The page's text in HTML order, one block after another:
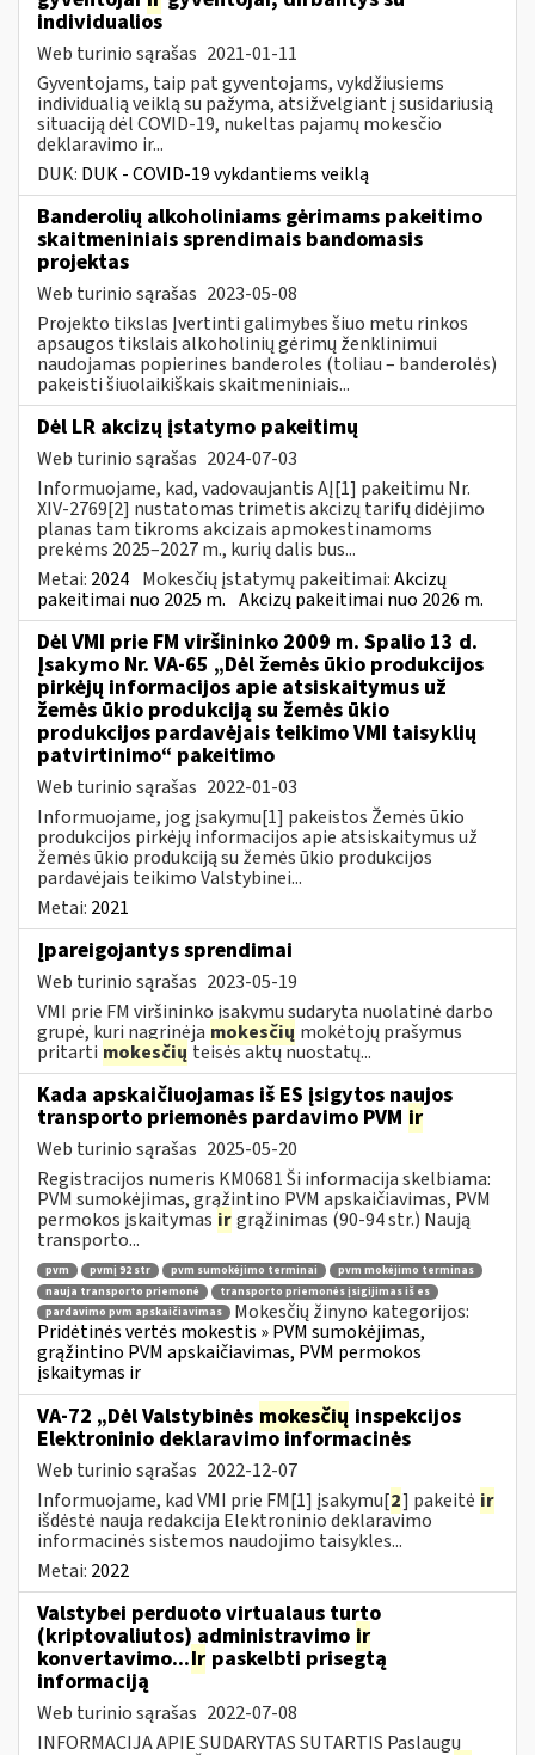
individualios
Web turinio sąrašas 2021-01-11
Gyventojams, taip pat gyventojams, vykdžiusiems
individualią veiklą su pažyma, atsižvelgiant į susidariusią
situaciją dėl COVID-19, nukeltas pajamų mokesčio
deklaravimo ir...
DUK: DUK - COVID-19 vykdantiems veiklą
Banderolių alkoholiniams gėrimams pakeitimo
skaitmeniniais sprendimais bandomasis
projektas
Web turinio sąrašas 2023-05-08
Projekto tikslas Įvertinti galimybes šiuo metu rinkos
apsaugos tikslais alkoholinių gėrimų ženklinimui
naudojamas popierines banderoles (toliau – banderolės)
pakeisti šiuolaikiškais skaitmeniniais...
Dėl LR akcizų įstatymo pakeitimų
Web turinio sąrašas 2024-07-03
Informuojame, kad, vadovaujantis AĮ[1] pakeitimu Nr.
XIV-2769[2] nustatomas trimetis akcizų tarifų didėjimo
planas tam tikroms akcizais apmokestinamoms
prekėms 2025–2027 m., kurių dalis bus...
Metai: 2024 Mokesčių įstatymų pakeitimai:Akcizų
pakeitimai nuo 2025 m. Akcizų pakeitimai nuo 2026 m.
Dėl VMI prie FM viršininko 2009 m. Spalio 13 d.
Įsakymo Nr. VA-65 „Dėl žemės ūkio produkcijos
pirkėjų informacijos apie atsiskaitymus už
žemės ūkio produkciją su žemės ūkio
produkcijos pardavėjais teikimo VMI taisyklių
patvirtinimo“ pakeitimo
Web turinio sąrašas 2022-01-03
Informuojame, jog įsakymu[1] pakeistos Žemės ūkio
produkcijos pirkėjų informacijos apie atsiskaitymus už
žemės ūkio produkciją su žemės ūkio produkcijos
pardavėjais teikimo Valstybinei...
Metai: 2021
Įpareigojantys sprendimai
Web turinio sąrašas 2023-05-19
VMI prie FM viršininko įsakymu sudaryta nuolatinė darbo
grupė, kuri nagrinėja mokesčių mokėtojų prašymus
pritarti mokesčių teisės aktų nuostatų...
Kada apskaičiuojamas iš ES įsigytos naujos
transporto priemonės pardavimo PVM ir
Web turinio sąrašas 2025-05-20
Registracijos numeris KM0681 Ši informacija skelbiama:
PVM sumokėjimas, grąžintino PVM apskaičiavimas, PVM
permokos įskaitymas irgrąžinimas (90-94 str.) Naują
transporto...
pvm pvmį 92 str pvm sumokėjimo terminai
pvm mokėjimo terminas
nauja transporto priemonė
transporto priemonės įsigijimas iš es
pardavimo pvm apskaičiavimas
Mokesčių žinyno kategorijos:
Pridėtinės vertės mokestis » PVM sumokėjimas,
grąžintino PVM apskaičiavimas, PVM permokos
įskaitymas ir
VA-72 „Dėl Valstybinės mokesčių inspekcijos
Elektroninio deklaravimo informacinės
Web turinio sąrašas 2022-12-07
Informuojame, kad VMI prie FM[1] įsakymu[2] pakeitė ir
išdėstė nauja redakcija Elektroninio deklaravimo
informacinės sistemos naudojimo taisykles...
Metai: 2022
Valstybei perduoto virtualaus turto
(kriptovaliutos) administravimo ir
konvertavimo...Ir paskelbti prisegtą
informaciją
Web turinio sąrašas 2022-07-08
INFORMACIJA APIE SUDARYTAS SUTARTIS Paslaugų